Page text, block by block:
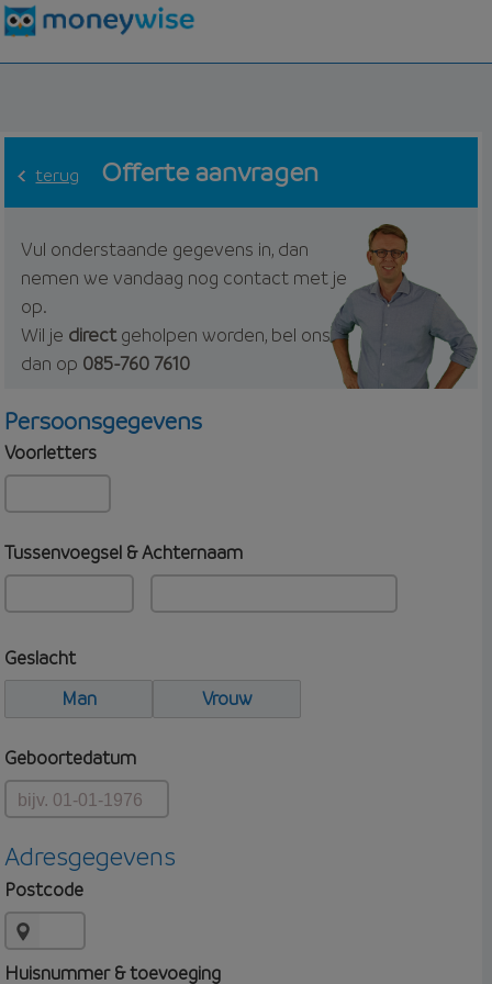
terug Offerte aanvragen
Vul onderstaande gegevens in, dan
nemen we vandaag nog contact met je
op.
Wil je directgeholpen worden, bel ons
dan op 085-760 7610
Persoonsgegevens
Voorletters
Tussenvoegsel & Achternaam
Geslacht
Man
Vrouw
Geboortedatum
Adresgegevens
Postcode
Huisnummer & toevoeging